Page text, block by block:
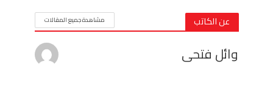
عن الكاتب مشاهدة جميع المقالات
وائل فتحى